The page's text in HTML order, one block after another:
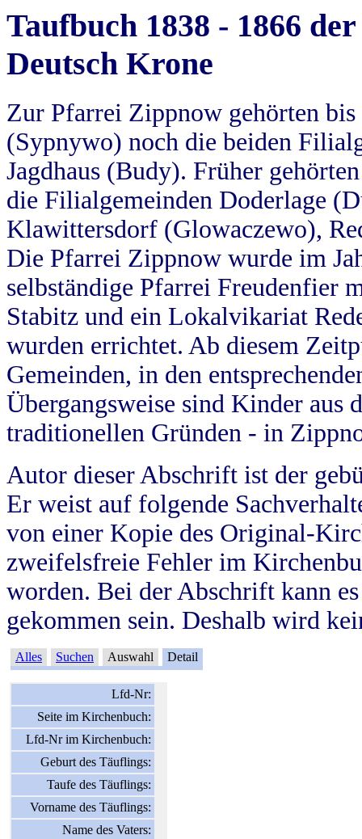
Taufbuch 1838 - 1866
Deutsch Krone
Zur Pfarrei Zippnow gehörten
(Sypnywo) noch die beiden
Jagdhaus (Budy). Früher
die Filialgemeinden Doderlage
Klawittersdorf (Glowaczewo),
Die Pfarrei Zippnow wurde im
selbständige Pfarrei Freudenfier
Stabitz und ein Lokalvikariat
wurden errichtet. Ab diesem
Gemeinden, in den
Übergangsweise sind Kinder aus
traditionellen Gründen - in
Autor dieser Abschrift ist der
Er weist auf folgende
von einer Kopie des Original-
zweifelsfreie Fehler im
worden. Bei der Abschrift kann
gekommen sein. Deshalb wird
Alles Suchen Auswahl Detail
Lfd-Nr:
Seite im Kirchenbuch:
Lfd-Nr im Kirchenbuch:
Geburt des Täuflings:
Taufe des Täuflings:
Vorname des Täuflings:
Name des Vaters: